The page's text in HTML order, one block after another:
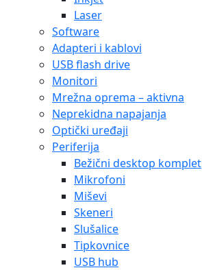
Laser
Software
Adapteri i kablovi
USB flash drive
Monitori
Mrežna oprema – aktivna
Neprekidna napajanja
Optički uređaji
Periferija
Bežični desktop komplet
Mikrofoni
Miševi
Skeneri
Slušalice
Tipkovnice
USB hub